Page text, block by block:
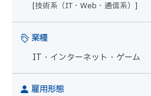
[技術系（IT・Web・通信系）]
業種
IT・インターネット・ゲーム
雇用形態